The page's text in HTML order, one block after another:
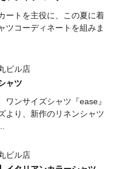
ートを主役に、この夏に着
ツコーディネートを組みま
ビル店
ャツ
ワンサイズシャツ『ease』
より、新作のリネンシャツ
ビル店